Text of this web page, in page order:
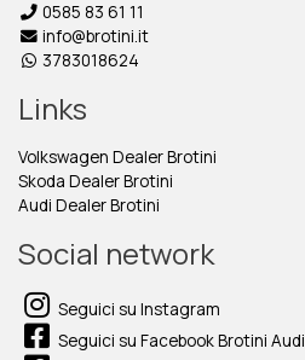
0585 83 61 11
info@brotini.it
3783018624
Links
Volkswagen Dealer Brotini
Skoda Dealer Brotini
Audi Dealer Brotini
Social network
Seguici su Instagram
Seguici su Facebook Brotini Audi